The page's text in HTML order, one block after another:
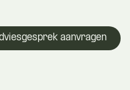
aanvragen